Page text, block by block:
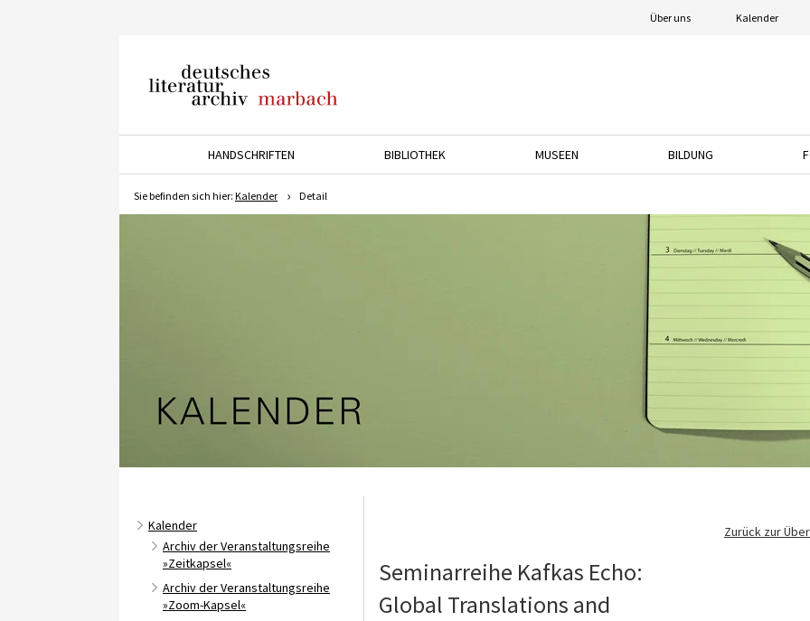
Über uns Kalender
Marbach
HANDSCHRIFTEN
BIBLIOTHEK
MUSEEN
BILDUNG
Sie befinden sich hier: Kalender Detail
Kalender
Archiv der Veranstaltungsreihe
»Zeitkapsel«
Archiv der Veranstaltungsreihe
»Zoom-Kapsel«
Zurück zur
Seminarreihe Kafkas Echo:
Global Translations and